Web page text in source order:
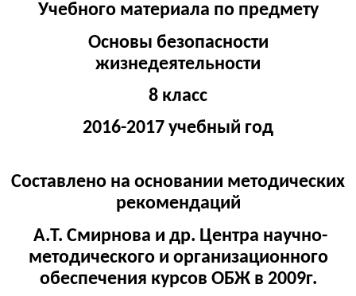
Учебного материала по предмету
Основы безопасности
жизнедеятельности
8 класс
2016-2017 учебный год
Составлено на основании методических
рекомендаций
А.Т. Смирнова и др. Центра научно-
методического и организационного
обеспечения курсов ОБЖ в 2009г.